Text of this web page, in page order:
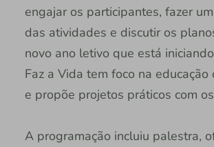
engajar os participantes, fazer
das atividades e discutir os
novo ano letivo que está
Faz a Vida tem foco na educação
e propõe projetos práticos com
A programação incluiu palestra,